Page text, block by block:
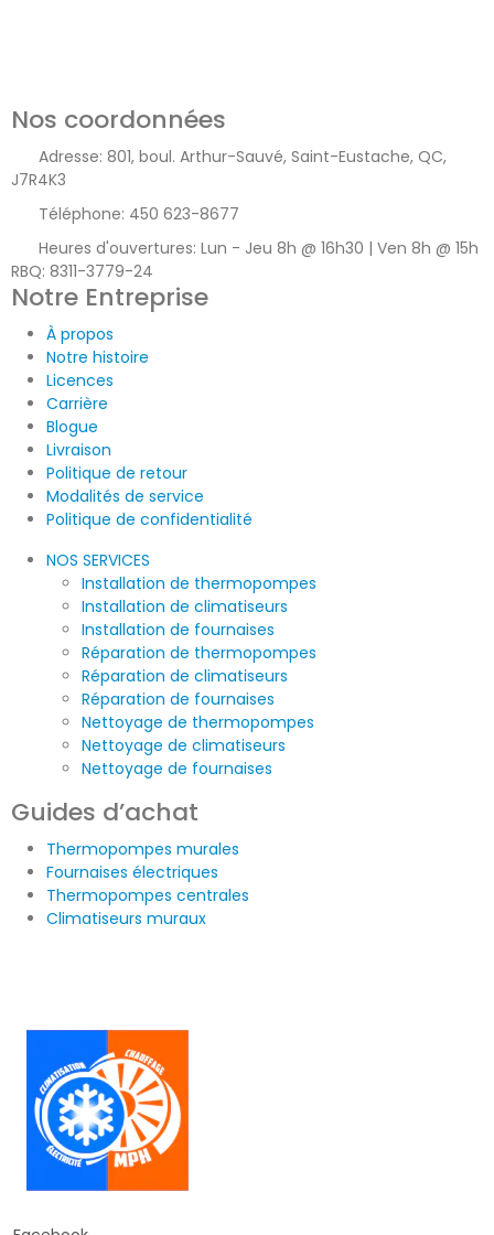
Nos coordonnées
Adresse: 801, boul. Arthur-Sauvé, Saint-Eustache, QC,
J7R4K3
Téléphone: 450 623-8677
Heures d'ouvertures: Lun - Jeu 8h @ 16h30 | Ven 8h @ 15h
RBQ: 8311-3779-24
Notre Entreprise
À propos
Notre histoire
Licences
Carrière
Blogue
Livraison
Politique de retour
Modalités de service
Politique de confidentialité
NOS SERVICES
Installation de thermopompes
Installation de climatiseurs
Installation de fournaises
Réparation de thermopompes
Réparation de climatiseurs
Réparation de fournaises
Nettoyage de thermopompes
Nettoyage de climatiseurs
Nettoyage de fournaises
Guides d’achat
Thermopompes murales
Fournaises électriques
Thermopompes centrales
Climatiseurs muraux